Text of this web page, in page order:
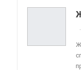
Telegram